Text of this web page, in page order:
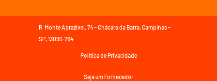
R. Monte Aprazível, 74 - Chácara da Barra, Campinas -
SP, 13090-764
Política de Privacidade
Seja um Fornecedor